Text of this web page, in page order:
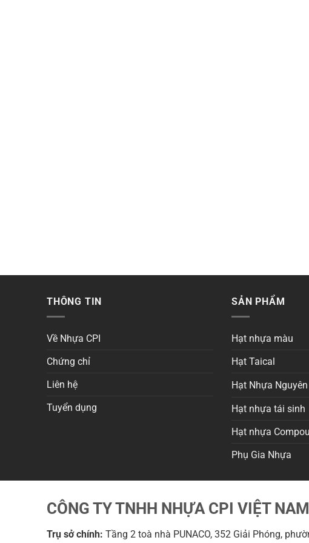
THÔNG TIN
Về Nhựa CPI
Chứng chỉ
Liên hệ
Tuyển dụng
SẢN PHẨM
Hạt nhựa màu
Hạt Taical
Hạt Nhựa
Hạt nhựa tái sinh
Hạt nhựa
Phụ Gia Nhựa
CÔNG TY TNHH NHỰA CPI VIỆT NAM
Trụ sở chính: Tầng 2 toà nhà PUNACO, 352 Giải Phóng,